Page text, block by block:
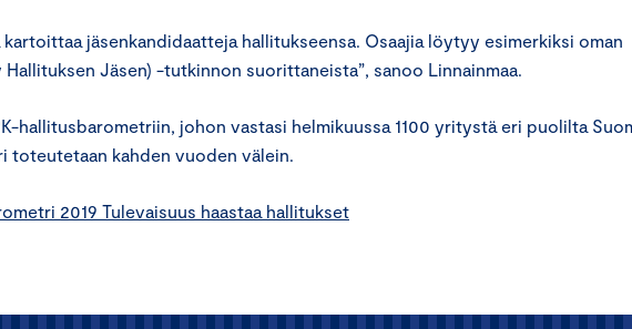
jäsenkandidaatteja hallitukseensa. Osaajia löytyy esimerkiksi oman
Jäsen) -tutkinnon suorittaneista”, sanoo Linnainmaa.
hallitusbarometriin, johon vastasi helmikuussa 1100 yritystä eri puolilta
toteutetaan kahden vuoden välein.
2019 Tulevaisuus haastaa hallitukset